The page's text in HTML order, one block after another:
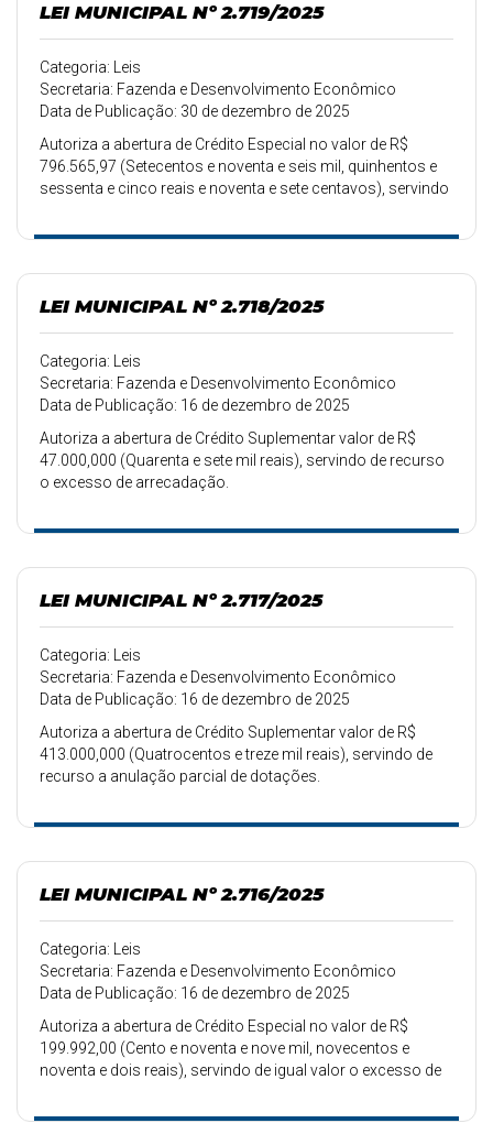
LEI MUNICIPAL Nº 2.719/2025
Categoria: Leis
Secretaria: Fazenda e Desenvolvimento Econômico
Data de Publicação: 30 de dezembro de 2025
Autoriza a abertura de Crédito Especial no valor de R$
796.565,97 (Setecentos e noventa e seis mil, quinhentos e
sessenta e cinco reais e noventa e sete centavos), servindo
LEI MUNICIPAL Nº 2.718/2025
Categoria: Leis
Secretaria: Fazenda e Desenvolvimento Econômico
Data de Publicação: 16 de dezembro de 2025
Autoriza a abertura de Crédito Suplementar valor de R$
47.000,000 (Quarenta e sete mil reais), servindo de recurso
o excesso de arrecadação.
LEI MUNICIPAL Nº 2.717/2025
Categoria: Leis
Secretaria: Fazenda e Desenvolvimento Econômico
Data de Publicação: 16 de dezembro de 2025
Autoriza a abertura de Crédito Suplementar valor de R$
413.000,000 (Quatrocentos e treze mil reais), servindo de
recurso a anulação parcial de dotações.
LEI MUNICIPAL Nº 2.716/2025
Categoria: Leis
Secretaria: Fazenda e Desenvolvimento Econômico
Data de Publicação: 16 de dezembro de 2025
Autoriza a abertura de Crédito Especial no valor de R$
199.992,00 (Cento e noventa e nove mil, novecentos e
noventa e dois reais), servindo de igual valor o excesso de